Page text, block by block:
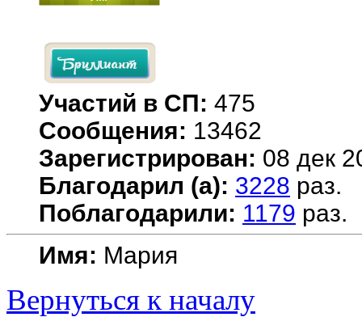
Участий в СП: 475
Сообщения: 13462
Зарегистрирован: 08 дек
Благодарил (а): 3228 раз.
Поблагодарили: 1179 раз.
Имя: Мария
Вернуться к началу